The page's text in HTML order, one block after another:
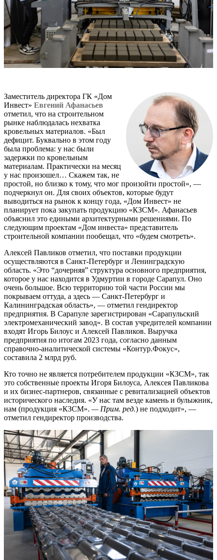
Заместитель директора ГК «Дом
Инвест» Евгений Афанасьев
отметил, что на строительном
рынке наблюдалась нехватка
кровельных материалов. «Был
дефицит. Буквально в этом году
была проблема: у нас были
задержки по кровельным
материалам. Практически на месяц
у нас произошел… Скажем так, не
простой, но близко к тому, что мог произойти простой», —
подчеркнул он. Для своих объектов, которые будут
выводиться на рынок к концу года, «Дом Инвест» не
планирует пока закупать продукцию «КЗСМ». Афанасьев
объяснил это едиными архитектурными решениями. По
следующим проектам «Дом инвеста» представитель
строительной компании пообещал, что «будем смотреть».
Алексей Павликов отметил, что поставки продукции
осуществляются в Санкт-Петербург и Ленинградскую
область. «Это “дочерняя” структура основного предприятия,
которое у нас находится в Удмуртии в городе Сарапул. Оно
очень большое. Всю территорию той части России мы
покрываем оттуда, а здесь — Санкт-Петербург и
Калининградская область», — отметил гендиректор
предприятия. В Сарапуле зарегистрирован «Сарапульский
электромеханический завод». В состав учредителей компании
входят Игорь Билоус и Алексей Павликов. Выручка
предприятия по итогам 2023 года, согласно данным
справочно-аналитической системы «Контур.Фокус»,
составила 2 млрд руб.
Кто точно не является потребителем продукции «КЗСМ», так
это собственные проекты Игоря Билоуса, Алексея Павликова
и их бизнес-партнеров, связанные с ревитализацией объектов
исторического наследия. «У нас там везде камень и булыжник,
нам (продукция «КЗСМ». — Прим. ред.) не подходит», —
отметил гендиректор производства.